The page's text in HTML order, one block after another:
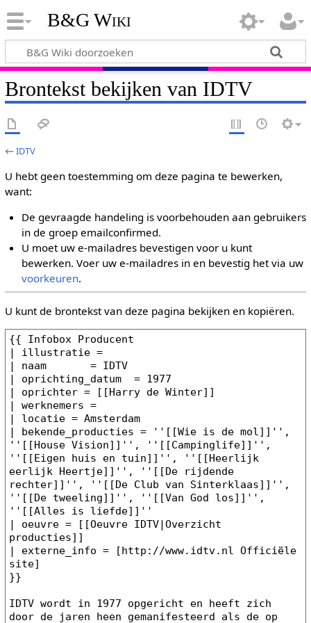
B&G Wiki
Brontekst bekijken van IDTV
←IDTV
U hebt geen toestemming om deze pagina te bewerken,
want:
De gevraagde handeling is voorbehouden aan gebruikers
in de groep emailconfirmed.
U moet uw e-mailadres bevestigen voor u kunt
bewerken. Voer uw e-mailadres in en bevestig het via uw
voorkeuren.
U kunt de brontekst van deze pagina bekijken en kopiëren.